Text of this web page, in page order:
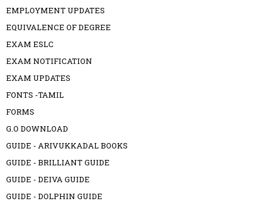
EMPLOYMENT UPDATES
EQUIVALENCE OF DEGREE
EXAM ESLC
EXAM NOTIFICATION
EXAM UPDATES
FONTS -TAMIL
FORMS
G.O DOWNLOAD
GUIDE - ARIVUKKADAL BOOKS
GUIDE - BRILLIANT GUIDE
GUIDE - DEIVA GUIDE
GUIDE - DOLPHIN GUIDE